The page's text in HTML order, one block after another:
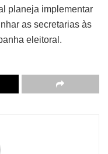
planeja implementar
as secretarias às
eleitoral.